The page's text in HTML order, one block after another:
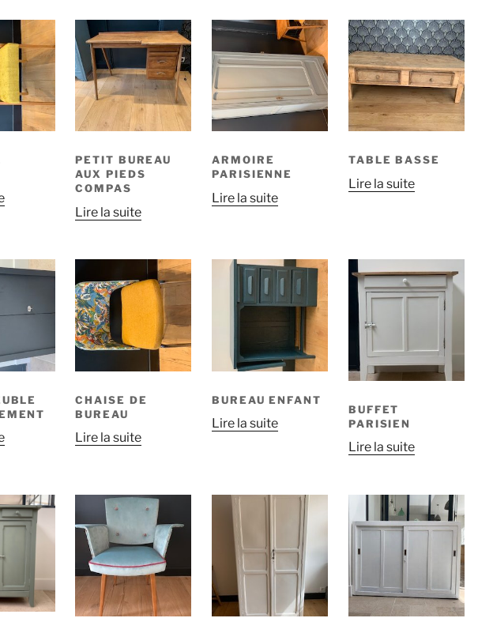
PETIT BUREAU
AUX PIEDS
COMPAS
Lire la suite
ARMOIRE
PARISIENNE
Lire la suite
TABLE BASSE
Lire la suite
CHAISE DE
BUREAU
Lire la suite
BUREAU ENFANT
Lire la suite
BUFFET
PARISIEN
Lire la suite